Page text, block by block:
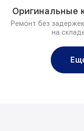
Оригинальные
Ремонт без
на